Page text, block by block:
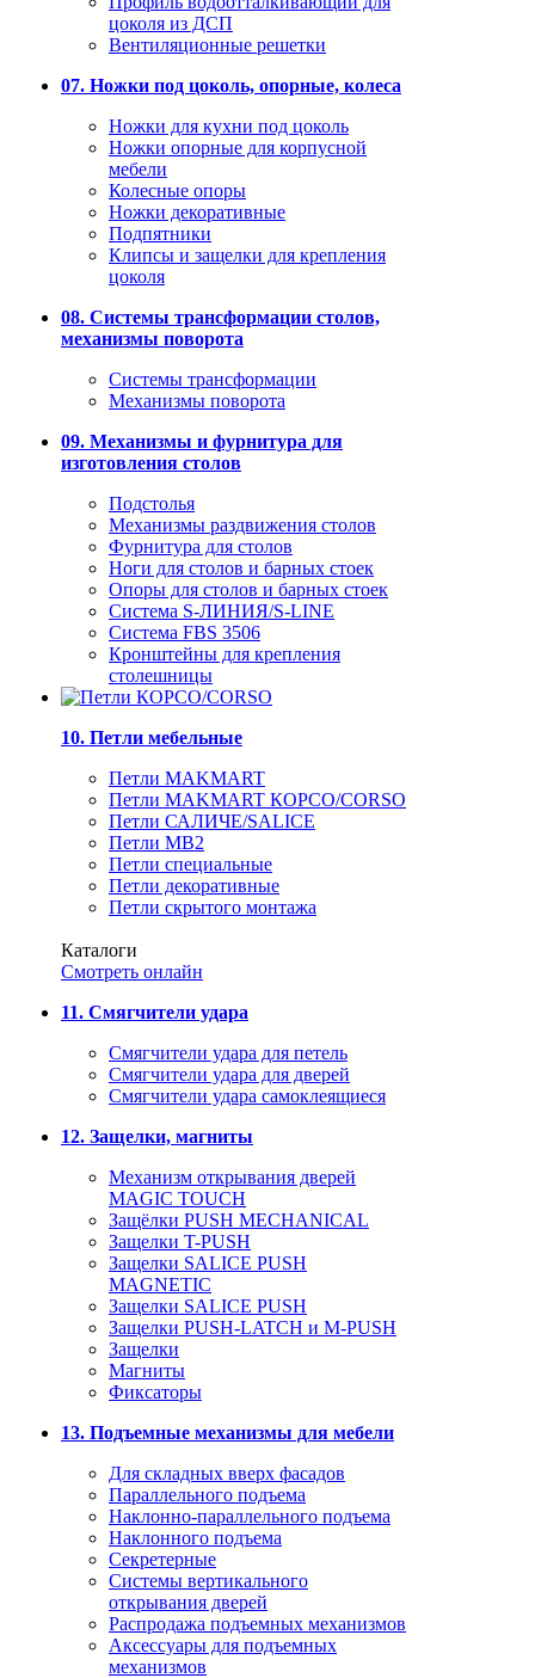
цоколя из ДСП
Вентиляционные решетки
07. Ножки под цоколь, опорные, колеса
Ножки для кухни под цоколь
Ножки опорные для корпусной
мебели
Колесные опоры
Ножки декоративные
Подпятники
Клипсы и защелки для крепления
цоколя
08. Системы трансформации столов,
механизмы поворота
Системы трансформации
Механизмы поворота
09. Механизмы и фурнитура для
изготовления столов
Подстолья
Механизмы раздвижения столов
Фурнитура для столов
Ноги для столов и барных стоек
Опоры для столов и барных стоек
Система S-ЛИНИЯ/S-LINE
Система FBS 3506
Кронштейны для крепления
столешницы
10. Петли мебельные
Петли MAKMART
Петли MAKMART КОРСО/CORSO
Петли САЛИЧЕ/SALICE
Петли MB2
Петли специальные
Петли декоративные
Петли скрытого монтажа
Каталоги
Смотреть онлайн
11. Смягчители удара
Смягчители удара для петель
Смягчители удара для дверей
Cмягчители удара самоклеящиеся
12. Защелки, магниты
Механизм открывания дверей
MAGIC TOUCH
Защёлки PUSH MECHANICAL
Защелки T-PUSH
Защелки SALICE PUSH
MAGNETIC
Защелки SALICE PUSH
Защелки PUSH-LATCH и M-PUSH
Защелки
Магниты
Фиксаторы
13. Подъемные механизмы для мебели
Для складных вверх фасадов
Параллельного подъема
Наклонно-параллельного подъема
Наклонного подъема
Секретерные
Системы вертикального
открывания дверей
Распродажа подъемных механизмов
Аксессуары для подъемных
механизмов